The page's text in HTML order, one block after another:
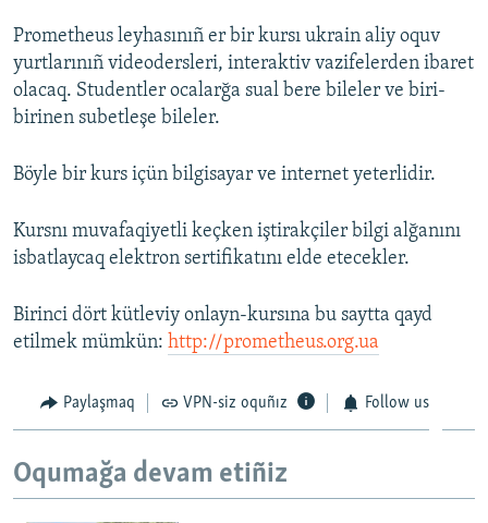
Prometheus leyhasınıñ er bir kursı ukrain aliy oquv
yurtlarınıñ videodersleri, interaktiv vazifelerden ibaret
olacaq. Studentler ocalarğa sual bere bileler ve biri-
birinen subetleşe bileler.
Böyle bir kurs içün bilgisayar ve internet yeterlidir.
Kursnı muvafaqiyetli keçken iştirakçiler bilgi alğanını
isbatlaycaq elektron sertifikatını elde etecekler.
Birinci dört kütleviy onlayn-kursına bu saytta qayd
etilmek mümkün: http://prometheus.org.ua
Paylaşmaq VPN-siz oquñız Follow us
Oqumağa devam etiñiz